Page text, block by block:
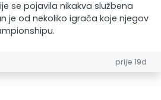
se pojavila nikakva službena
je od nekoliko igrača koje njegov
prije 19d